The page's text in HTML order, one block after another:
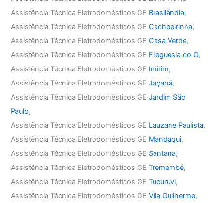
Assistência Técnica Eletrodomésticos GE Brasilândia,
Assistência Técnica Eletrodomésticos GECachoeirinha,
Assistência Técnica Eletrodomésticos GECasa Verde,
Assistência Técnica Eletrodomésticos GE Freguesia do Ó,
Assistência Técnica Eletrodomésticos GE Imirim,
Assistência Técnica Eletrodomésticos GEJaçanã,
Assistência Técnica Eletrodomésticos GEJardim São
Paulo,
Assistência Técnica Eletrodomésticos GE Lauzane Paulista,
Assistência Técnica Eletrodomésticos GE Mandaqui,
Assistência Técnica Eletrodomésticos GE Santana,
Assistência Técnica Eletrodomésticos GETremembé,
Assistência Técnica Eletrodomésticos GETucuruvi,
Assistência Técnica Eletrodomésticos GEVila Guilherme,